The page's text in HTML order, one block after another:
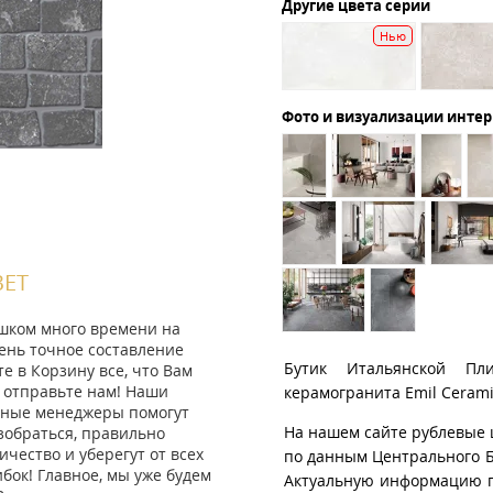
много времени на
точное составление
в Корзину все, что Вам
нам! Наши
менеджеры помогут
правильно
и уберегут от всех
Главное, мы уже будем
Другие цвета серии
Нью
Фото и визуализации
Бутик Итальянской
керамогранита Emil
На нашем сайте рублевые
по данным Центрального
Актуальную информацию